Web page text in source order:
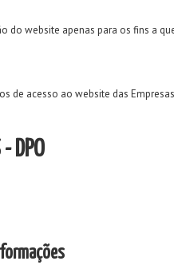
do website apenas para os fins a
de acesso ao website das
- DPO